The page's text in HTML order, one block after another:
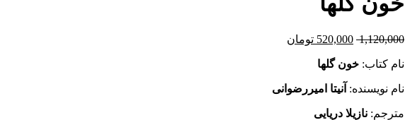
1,120,000
520,000 تومان
نام کتاب: خون گلها
نام نویسنده: آنیتا امیررضوانی
مترجم: نازیلا دریایی